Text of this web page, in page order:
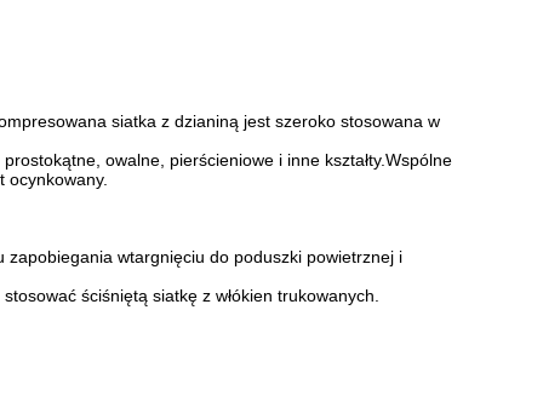
siatka z dzianiną jest szeroko stosowana w
owalne, pierścieniowe i inne kształty.Wspólne
ocynkowany.
zapobiegania wtargnięciu do poduszki powietrznej i
ściśniętą siatkę z włókien trukowanych.